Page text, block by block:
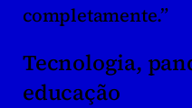
completamente.”
Tecnologia,
educação